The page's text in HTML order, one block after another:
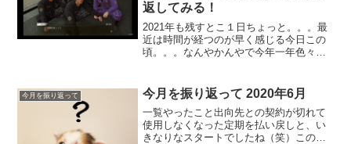
返してみる！
2021年も残すとこ１日ちょっと。。。最
近は時間が経つのが早く感じる今日この
頃。。。なんやかんやで今年一年色々振
来てよかったですね！強さは。。。あれ
ですが（笑）この中で...
今月を振り返って 今月を振り返って 2020年6月
一覧やったこと出向先との契約が切れて
使用しなくなった定期を払い戻しと、い
きなりなスタートでしたね（笑）この時